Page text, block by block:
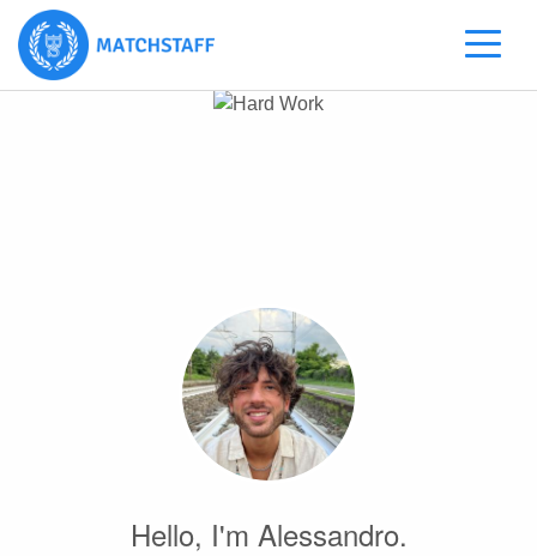
Hello, I'm Alessandro.